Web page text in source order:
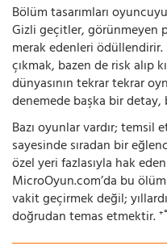
Bölüm tasarımları
Gizli geçitler, görünmeyen
merak edenleri
çıkmak, bazen de risk alıp
dünyasının tekrar tekrar
denemede başka bir
Bazı oyunlar vardır; temsil
sayesinde sıradan bir
özel yeri fazlasıyla hak
MicroOyun.com’da bu
vakit geçirmek değil;
doğrudan temas etmektir.